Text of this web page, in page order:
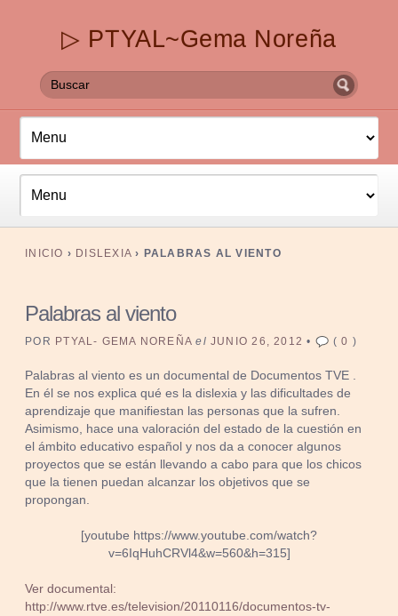
▷ PTYAL~Gema Noreña
INICIO › DISLEXIA › PALABRAS AL VIENTO
Palabras al viento
POR PTYAL- GEMA NOREÑA el JUNIO 26, 2012 • (0 )
Palabras al viento es un documental de Documentos TVE .
En él se nos explica qué es la dislexia y las dificultades de
aprendizaje que manifiestan las personas que la sufren.
Asimismo, hace una valoración del estado de la cuestión en
el ámbito educativo español y nos da a conocer algunos
proyectos que se están llevando a cabo para que los chicos
que la tienen puedan alcanzar los objetivos que se
propongan.
[youtube https://www.youtube.com/watch?
v=6IqHuhCRVl4&w=560&h=315]
Ver documental:
http://www.rtve.es/television/20110116/documentos-tv-